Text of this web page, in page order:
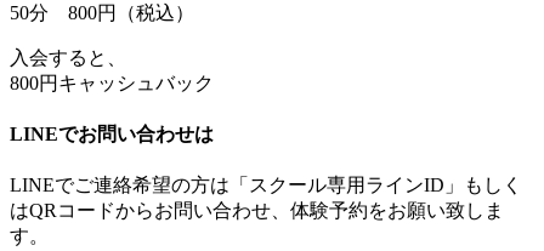
50分 800円（税込）
入会すると、
800円キャッシュバック
LINEでお問い合わせは
LINEでご連絡希望の方は「スクール専用ラインID」もしく
はQRコードからお問い合わせ、体験予約をお願い致しま
す。